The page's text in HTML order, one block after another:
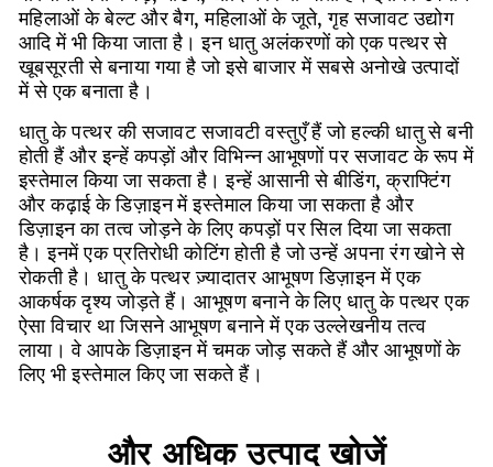
महिलाओं के बेल्ट और बैग, महिलाओं के जूते, गृह सजावट उद्योग
आदि में भी किया जाता है। इन धातु अलंकरणों को एक पत्थर से
खूबसूरती से बनाया गया है जो इसे बाजार में सबसे अनोखे उत्पादों
में से एक बनाता है।
धातु के पत्थर की सजावट सजावटी वस्तुएँ हैं जो हल्की धातु से बनी
होती हैं और इन्हें कपड़ों और विभिन्न आभूषणों पर सजावट के रूप में
इस्तेमाल किया जा सकता है। इन्हें आसानी से बीडिंग, क्राफ्टिंग
और कढ़ाई के डिज़ाइन में इस्तेमाल किया जा सकता है और
डिज़ाइन का तत्व जोड़ने के लिए कपड़ों पर सिल दिया जा सकता
है। इनमें एक प्रतिरोधी कोटिंग होती है जो उन्हें अपना रंग खोने से
रोकती है। धातु के पत्थर ज़्यादातर आभूषण डिज़ाइन में एक
आकर्षक दृश्य जोड़ते हैं। आभूषण बनाने के लिए धातु के पत्थर एक
ऐसा विचार था जिसने आभूषण बनाने में एक उल्लेखनीय तत्व
लाया। वे आपके डिज़ाइन में चमक जोड़ सकते हैं और आभूषणों के
लिए भी इस्तेमाल किए जा सकते हैं।
और अधिक उत्पाद खोजें